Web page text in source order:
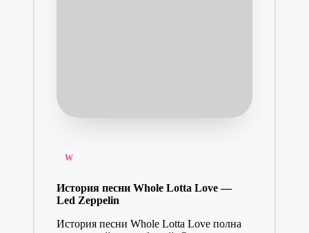
Posted
W
История песни Whole Lotta Love —
Led Zeppelin
История песни Whole Lotta Love полна